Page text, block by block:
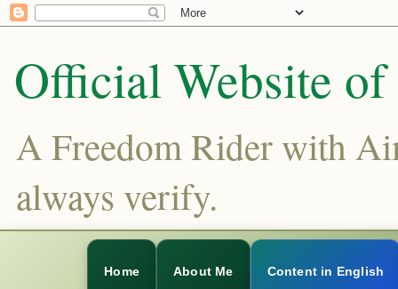
Official Website
A Freedom Rider with
always verify.
Home About Me Content in English